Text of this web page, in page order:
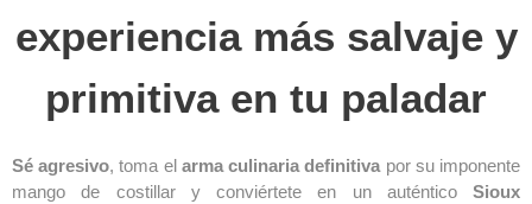
experiencia más salvaje y
primitiva en tu paladar
Sé agresivo, toma el arma culinaria definitivapor su imponente
mango de costillar y conviértete en un auténtico Sioux